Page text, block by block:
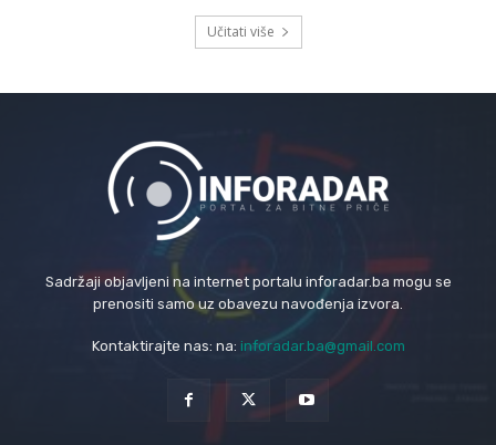
Učitati više
Sadržaji objavljeni na internet portalu inforadar.ba mogu se
prenositi samo uz obavezu navođenja izvora.
Kontaktirajte nas: na: inforadar.ba@gmail.com